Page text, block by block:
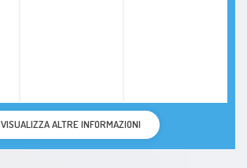
VISUALIZZA ALTRE INFORMAZIONI